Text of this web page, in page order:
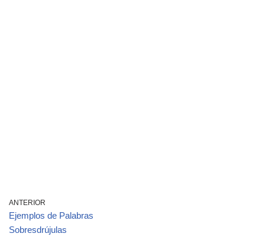
ANTERIOR
Ejemplos de Palabras
Sobresdrújulas